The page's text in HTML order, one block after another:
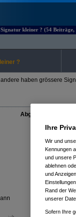
kleiner ? (54 Beiträge,
?
haben grössere
Abgegebene
4 %
8 %
8 %
Ihre
Wir und
Kennungen
und unsere
ablehnen
und
Rand der
unserer
Sofern Ihre